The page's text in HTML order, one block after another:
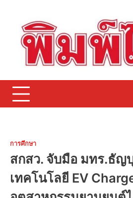
content
การศึกษา
สกสว. จับมือ มทร.ธัญ
เทคโนโลยี EV